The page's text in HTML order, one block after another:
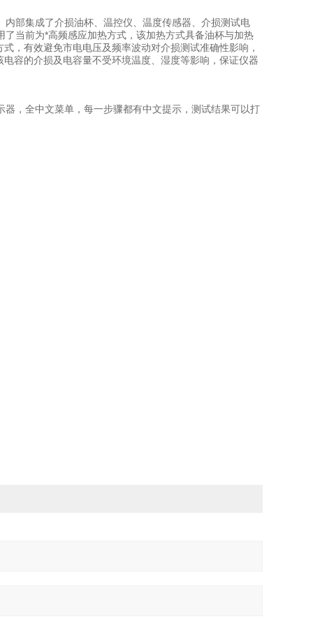
部集成了介损油杯、温控仪、温度传感器、介损测试电
当前为*高频感应加热方式，该加热方式具备油杯与加热
，有效避免市电电压及频率波动对介损测试准确性影响，
容的介损及电容量不受环境温度、湿度等影响，保证仪器
，全中文菜单，每一步骤都有中文提示，测试结果可以打